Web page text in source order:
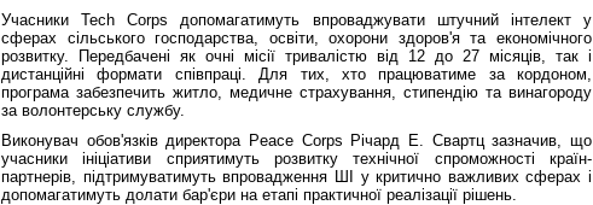
Учасники Tech Corps допомагатимуть впроваджувати штучний інтелект у
сферах сільського господарства, освіти, охорони здоров'я та економічного
розвитку. Передбачені як очні місії тривалістю від 12 до 27 місяців, так і
дистанційні формати співпраці. Для тих, хто працюватиме за кордоном,
програма забезпечить житло, медичне страхування, стипендію та винагороду
за волонтерську службу.
Виконувач обов'язків директора Peace Corps Річард Е. Свартц зазначив, що
учасники ініціативи сприятимуть розвитку технічної спроможності країн-
партнерів, підтримуватимуть впровадження ШІ у критично важливих сферах і
допомагатимуть долати бар'єри на етапі практичної реалізації рішень.